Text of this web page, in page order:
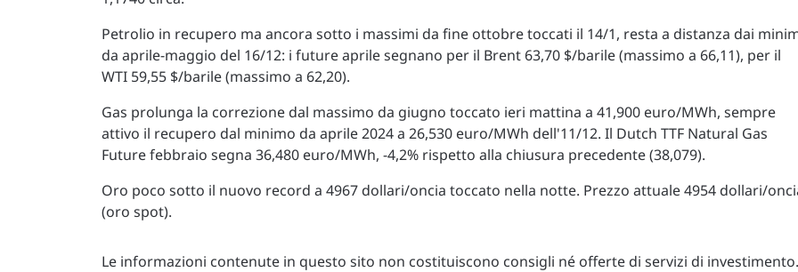
Petrolio in recupero ma ancora sotto i massimi da fine ottobre toccati il 14/1, resta a distanza dai
da aprile-maggio del 16/12: i future aprile segnano per il Brent 63,70 $/barile (massimo a 66,11), per il
WTI 59,55 $/barile (massimo a 62,20).
Gas prolunga la correzione dal massimo da giugno toccato ieri mattina a 41,900 euro/MWh, sempre
attivo il recupero dal minimo da aprile 2024 a 26,530 euro/MWh dell'11/12. Il Dutch TTF Natural Gas
Future febbraio segna 36,480 euro/MWh, -4,2% rispetto alla chiusura precedente (38,079).
Oro poco sotto il nuovo record a 4967 dollari/oncia toccato nella notte. Prezzo attuale 4954 dollari/
(oro spot).
Le informazioni contenute in questo sito non costituiscono consigli né offerte di servizi di investimento.